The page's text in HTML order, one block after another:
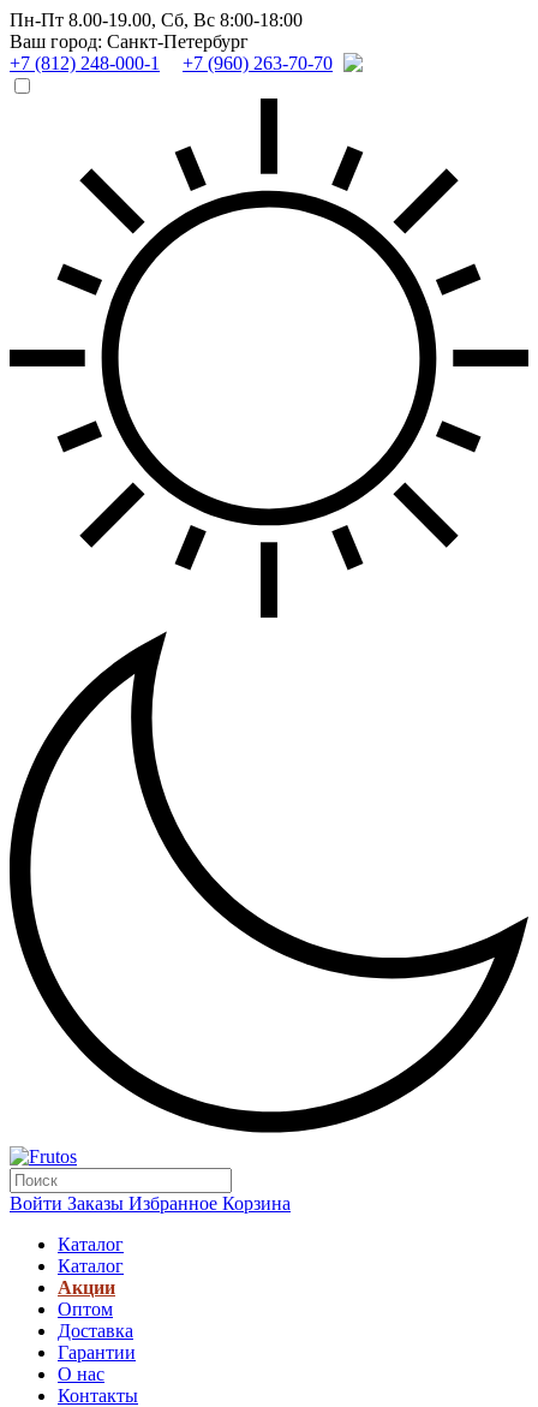
Пн-Пт 8.00-19.00, Сб, Вс 8:00-18:00
Ваш город: Санкт-Петербург
+7 (812) 248-000-1
+7 (960) 263-70-70
Войти Заказы Избранное Корзина
Каталог
Каталог
Акции
Оптом
Доставка
Гарантии
О нас
Контакты